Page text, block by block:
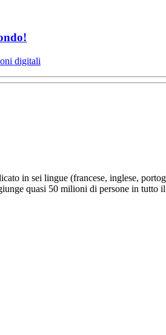
digitali
in sei lingue (francese, inglese,
quasi 50 milioni di persone in